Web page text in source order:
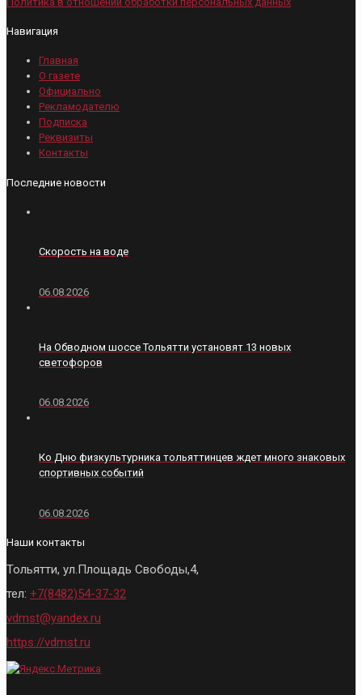
Навигация
Главная
О газете
Официально
Рекламодателю
Подписка
Реквизиты
Контакты
Последние новости
Скорость на воде
06.08.2026
На Обводном шоссе Тольятти установят 13 новых
светофоров
06.08.2026
Ко Дню физкультурника тольяттинцев ждет много знаковых
спортивных событий
06.08.2026
Наши контакты
Тольятти, ул.Площадь Свободы,4,
тел: +7(8482)54-37-32
vdmst@yandex.ru
https://vdmst.ru